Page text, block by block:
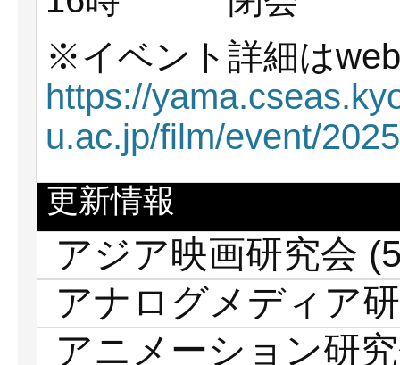
※イベント詳細は
https://
u.ac.jp/film/event/
更新情報
アジア映画研究会
アナログメディア
アニメーション研